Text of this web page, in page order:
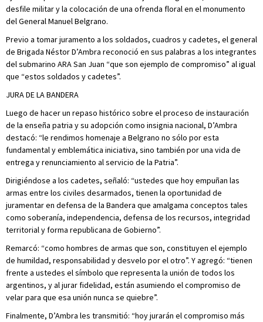
desfile militar y la colocación de una ofrenda floral en el monumento
del General Manuel Belgrano.
Previo a tomar juramento a los soldados, cuadros y cadetes, el general
de Brigada Néstor D’Ambra reconoció en sus palabras a los integrantes
del submarino ARA San Juan “que son ejemplo de compromiso” al igual
que “estos soldados y cadetes”.
JURA DE LA BANDERA
Luego de hacer un repaso histórico sobre el proceso de instauración
de la enseña patria y su adopción como insignia nacional, D’Ambra
destacó: “le rendimos homenaje a Belgrano no sólo por esta
fundamental y emblemática iniciativa, sino también por una vida de
entrega y renunciamiento al servicio de la Patria”.
Dirigiéndose a los cadetes, señaló: “ustedes que hoy empuñan las
armas entre los civiles desarmados, tienen la oportunidad de
juramentar en defensa de la Bandera que amalgama conceptos tales
como soberanía, independencia, defensa de los recursos, integridad
territorial y forma republicana de Gobierno”.
Remarcó: “como hombres de armas que son, constituyen el ejemplo
de humildad, responsabilidad y desvelo por el otro”. Y agregó: “tienen
frente a ustedes el símbolo que representa la unión de todos los
argentinos, y al jurar fidelidad, están asumiendo el compromiso de
velar para que esa unión nunca se quiebre”.
Finalmente, D’Ambra les transmitió: “hoy jurarán el compromiso más